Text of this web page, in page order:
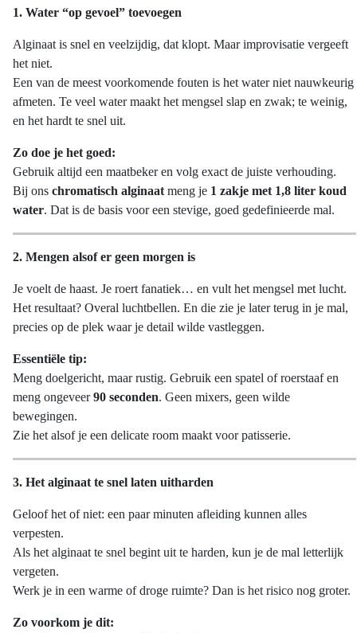
1. Water “op gevoel” toevoegen
Alginaat is snel en veelzijdig, dat klopt. Maar improvisatie vergeeft
het niet.
Een van de meest voorkomende fouten is het water niet nauwkeurig
afmeten. Te veel water maakt het mengsel slap en zwak; te weinig,
en het hardt te snel uit.
Zo doe je het goed:
Gebruik altijd een maatbeker en volg exact de juiste verhouding.
Bij ons chromatisch alginaat meng je 1 zakje met 1,8 liter koud
water. Dat is de basis voor een stevige, goed gedefinieerde mal.
2. Mengen alsof er geen morgen is
Je voelt de haast. Je roert fanatiek… en vult het mengsel met lucht.
Het resultaat? Overal luchtbellen. En die zie je later terug in je mal,
precies op de plek waar je detail wilde vastleggen.
Essentiële tip:
Meng doelgericht, maar rustig. Gebruik een spatel of roerstaaf en
meng ongeveer90 seconden. Geen mixers, geen wilde
bewegingen.
Zie het alsof je een delicate room maakt voor patisserie.
3. Het alginaat te snel laten uitharden
Geloof het of niet: een paar minuten afleiding kunnen alles
verpesten.
Als het alginaat te snel begint uit te harden, kun je de mal letterlijk
vergeten.
Werk je in een warme of droge ruimte? Dan is het risico nog groter.
Zo voorkom je dit: